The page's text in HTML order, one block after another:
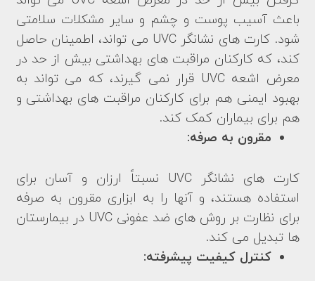
باعث آسیب پوست و چشم و سایر مشکلات سلامتی
شود. کارت های نشانگر UVC می تواند، اطمینان حاصل
کند، که کارکنان مراقبت های بهداشتی بیش از حد در
معرض اشعه UVC قرار نمی گیرند، که می تواند به
بهبود ایمنی هم برای کارکنان مراقبت های بهداشتی و
هم برای بیماران کمک کند.
مقرون به صرفه:
کارت های نشانگر UVC نسبتاً ارزان و آسان برای
استفاده هستند، و آنها را به ابزاری مقرون به صرفه
برای نظارت بر روش های ضد عفونی UVC در بیمارستان
ها تبدیل می کند.
کنترل کیفیت پیشرفته: